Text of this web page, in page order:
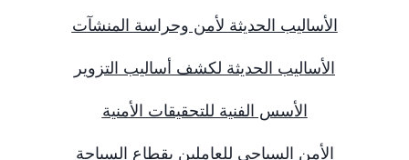
الأساليب الحديثة لأمن وحراسة المنشآت
الأساليب الحديثة لكشف أساليب التزوير
الأسس الفنية للتحقيقات الأمنية
الأمن السياحى للعاملين بقطاع السياحة